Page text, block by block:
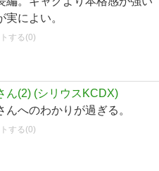
によい。
する(0)
ん(2) (シリウスKCDX)
へのわかりが過ぎる。
する(0)